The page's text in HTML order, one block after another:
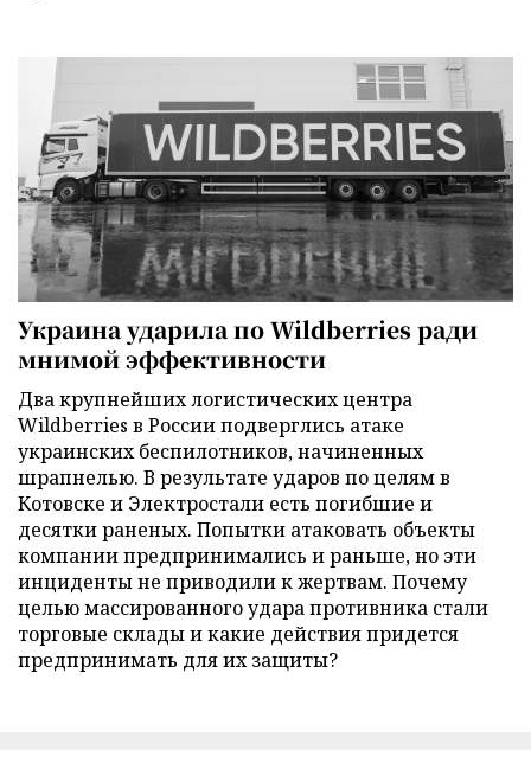
Украина ударила по Wildberries ради
мнимой эффективности
Два крупнейших логистических центра
Wildberries в России подверглись атаке
украинских беспилотников, начиненных
шрапнелью. В результате ударов по целям в
Котовске и Электростали есть погибшие и
десятки раненых. Попытки атаковать объекты
компании предпринимались и раньше, но эти
инциденты не приводили к жертвам. Почему
целью массированного удара противника стали
торговые склады и какие действия придется
предпринимать для их защиты?